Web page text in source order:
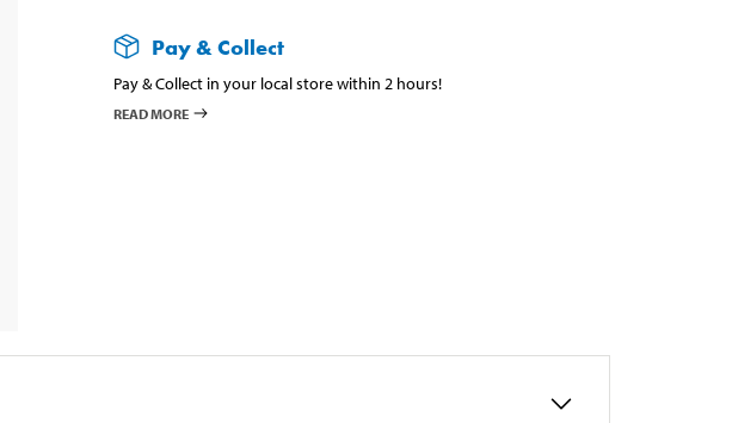
Pay & Collect
Pay & Collect in your local store within 2 hours!
READ MORE